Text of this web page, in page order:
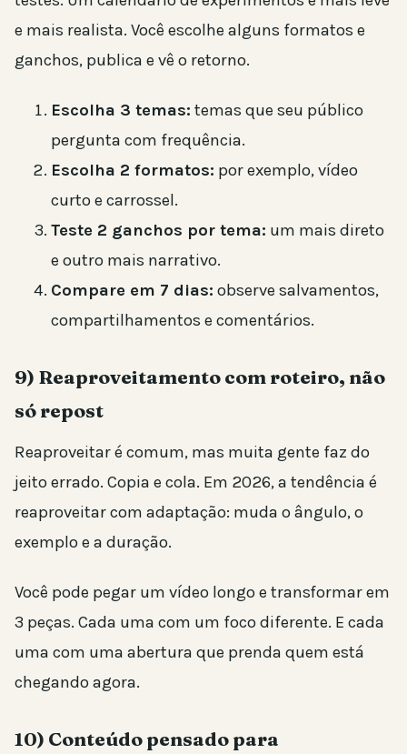
e mais realista. Você escolhe alguns formatos e
ganchos, publica e vê o retorno.
Escolha 3 temas: temas que seu público
pergunta com frequência.
Escolha 2 formatos: por exemplo, vídeo
curto e carrossel.
Teste 2 ganchos por tema: um mais direto
e outro mais narrativo.
Compare em 7 dias: observe salvamentos,
compartilhamentos e comentários.
9) Reaproveitamento com roteiro, não
só repost
Reaproveitar é comum, mas muita gente faz do
jeito errado. Copia e cola. Em 2026, a tendência é
reaproveitar com adaptação: muda o ângulo, o
exemplo e a duração.
Você pode pegar um vídeo longo e transformar em
3 peças. Cada uma com um foco diferente. E cada
uma com uma abertura que prenda quem está
chegando agora.
10) Conteúdo pensado para